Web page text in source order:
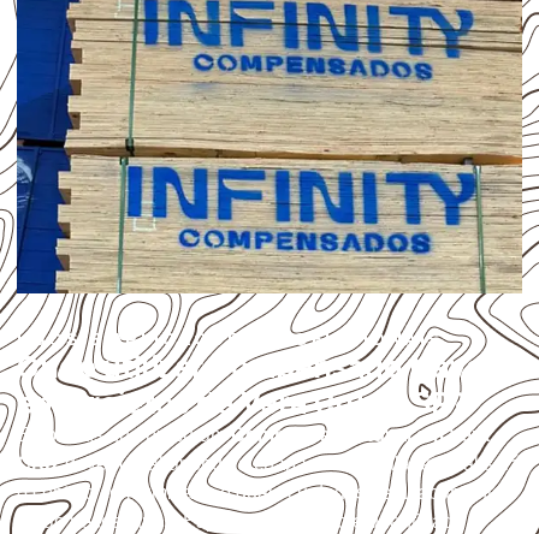
USOS E APLICAÇÕES PROFISSIONAIS
Onde utilizar Compensado Naval
em projetos de Vera Cruz – SP?
Empresas que procuramCompensado Naval em Vera
Cruzdevem avaliar onde a chapa será instalada, qual será
o contato com umidade e quais cuidados de acabamento
serão necessários. Espessura, formato e quantidade